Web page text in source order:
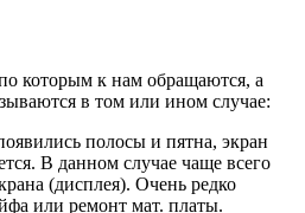
которым к нам обращаются, а
в том или ином случае:
полосы и пятна, экран
В данном случае чаще всего
(дисплея). Очень редко
или ремонт мат. платы.